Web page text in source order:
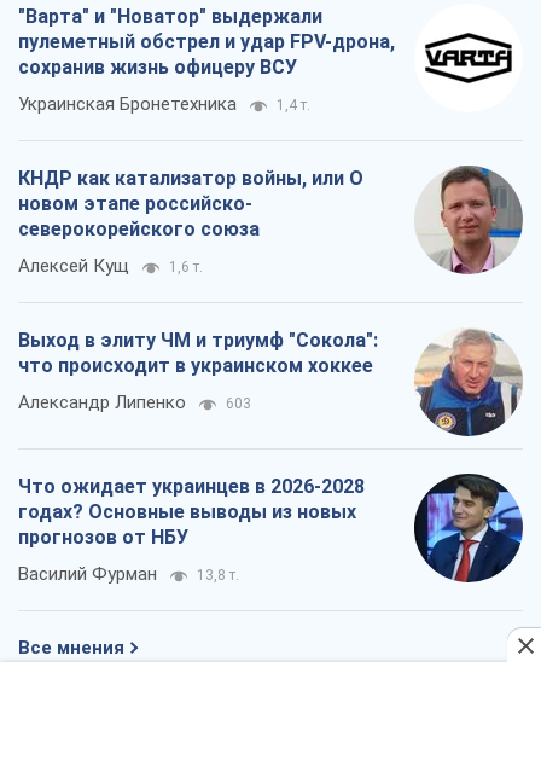
"Варта" и "Новатор" выдержали
пулеметный обстрел и удар FPV-дрона,
сохранив жизнь офицеру ВСУ
Украинская Бронетехника 1,4 т.
КНДР как катализатор войны, или О
новом этапе российско-
северокорейского союза
Алексей Кущ 1,6 т.
Выход в элиту ЧМ и триумф "Сокола":
что происходит в украинском хоккее
Александр Липенко 603
Что ожидает украинцев в 2026-2028
годах? Основные выводы из новых
прогнозов от НБУ
Василий Фурман 13,8 т.
Все мнения